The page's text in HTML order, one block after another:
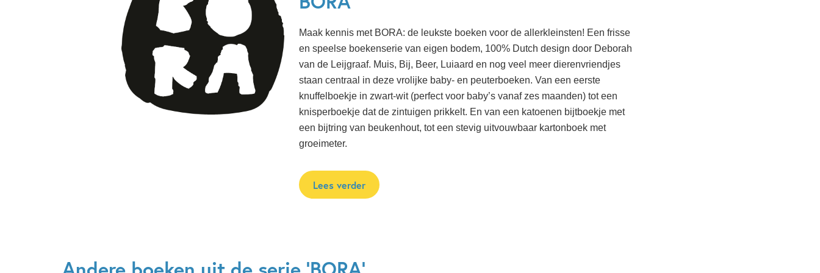
Maak kennis met BORA: de leukste boeken voor de allerkleinsten! Een frisse
en speelse boekenserie van eigen bodem, 100% Dutch design door Deborah
van de Leijgraaf. Muis, Bij, Beer, Luiaard en nog veel meer dierenvriendjes
staan centraal in deze vrolijke baby- en peuterboeken. Van een eerste
knuffelboekje in zwart-wit (perfect voor baby’s vanaf zes maanden) tot een
knisperboekje dat de zintuigen prikkelt. En van een katoenen bijtboekje met
een bijtring van beukenhout, tot een stevig uitvouwbaar kartonboek met
groeimeter.
Lees verder